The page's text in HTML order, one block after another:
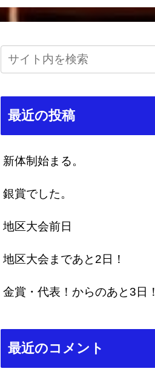
最近の投稿
新体制始まる。
銀賞でした。
地区大会前日
地区大会まであと2日！
金賞・代表！からのあと3日！
最近のコメント